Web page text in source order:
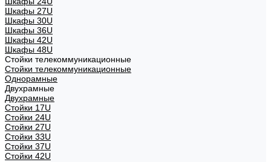
Шкафы 27U
Шкафы 30U
Шкафы 36U
Шкафы 42U
Шкафы 48U
Стойки телекоммуникационные
Стойки телекоммуникационные
Однорамные
Двухрамные
Двухрамные
Стойки 17U
Стойки 24U
Стойки 27U
Стойки 33U
Стойки 37U
Стойки 42U